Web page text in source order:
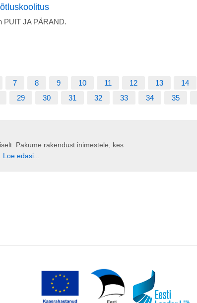
PUIT JA PÄRAND.
7 8 9 10 11 12 13 14
29 30 31 32 33 34 35
Pakume rakendust inimestele, kes
Loe edasi...